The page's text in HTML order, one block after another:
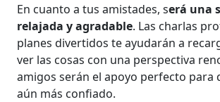
En cuanto a tus amistades, será una
relajada y agradable. Las charlas
planes divertidos te ayudarán a
ver las cosas con una perspectiva
amigos serán el apoyo perfecto para
aún más confiado.